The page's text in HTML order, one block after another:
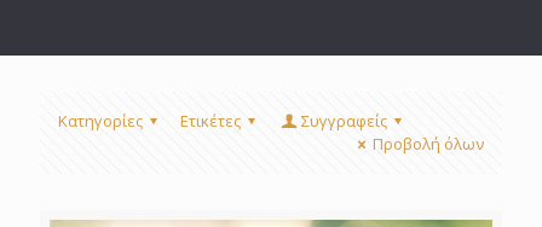
Κατηγορίες Ετικέτες
Συγγραφείς
Προβολή όλων